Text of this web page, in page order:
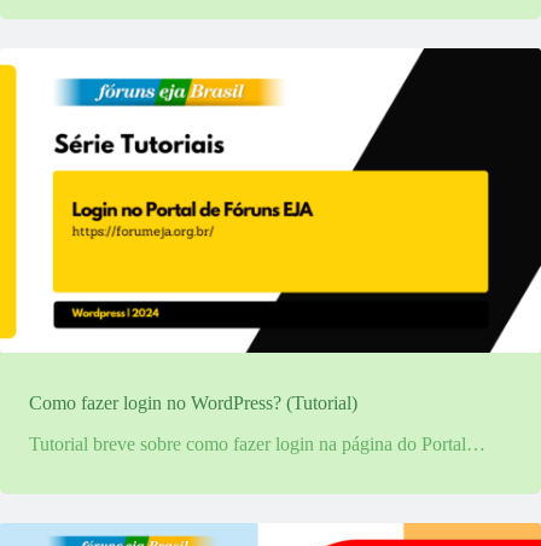
Como fazer login no WordPress? (Tutorial)
Tutorial breve sobre como fazer login na página do Portal…